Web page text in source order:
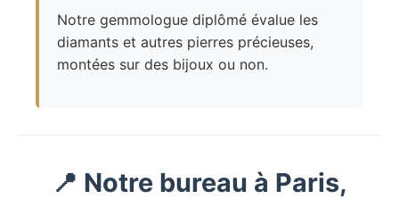
Notre gemmologue diplômé évalue les
diamants et autres pierres précieuses,
montées sur des bijoux ou non.
📍 Notre bureau à Paris,